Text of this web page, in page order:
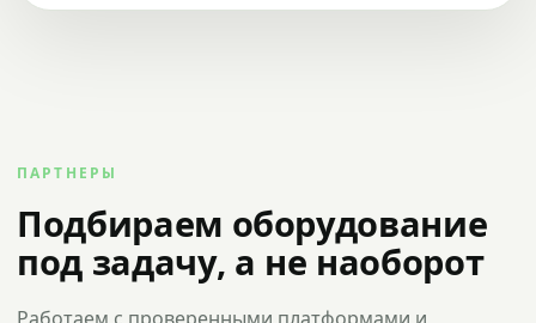
ПАРТНЕРЫ
Подбираем оборудование
под задачу, а не наоборот